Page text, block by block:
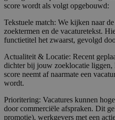
score wordt als volgt opgebouwd:
Tekstuele match: We kijken naar
zoektermen en de vacaturetekst.
functietitel het zwaarst, gevolgd
Actualiteit & Locatie: Recent
dichter bij jouw zoeklocatie liggen,
score neemt af naarmate een
wordt.
Prioritering: Vacatures kunnen
door commerciële afspraken. Dit
promotie), werkgevers met een